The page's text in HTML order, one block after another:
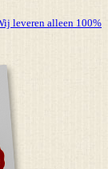
leveren alleen 100%